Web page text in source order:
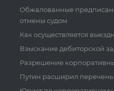
Обжалованные
отмены судом
Как осуществляется
Взыскание дебиторской
Разрешение
Путин расширил